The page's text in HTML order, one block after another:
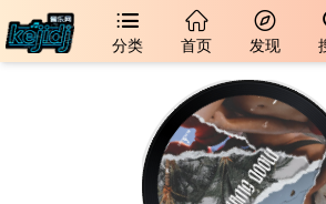
分类 首页 发现